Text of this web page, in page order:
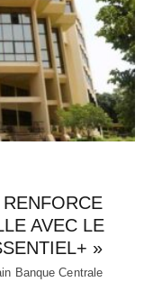
AVEC LE
»
Banque Centrale